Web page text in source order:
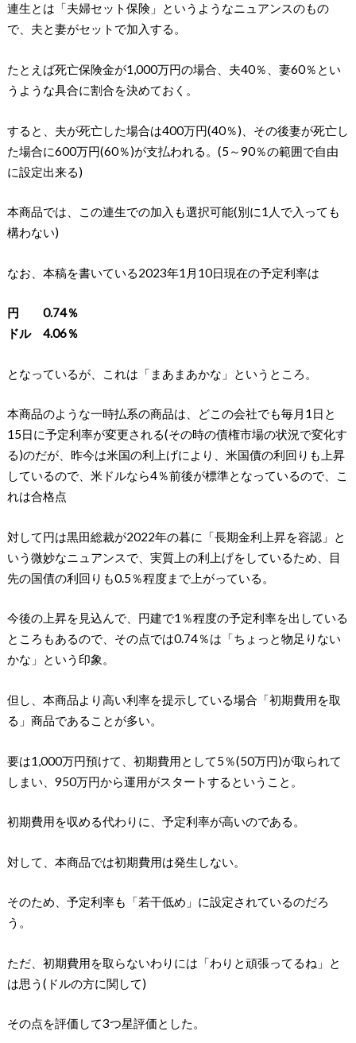
連生とは「夫婦セット保険」というようなニュアンスのもの
で、夫と妻がセットで加入する。
たとえば死亡保険金が1,000万円の場合、夫40％、妻60％とい
うような具合に割合を決めておく。
すると、夫が死亡した場合は400万円(40％)、その後妻が死亡し
た場合に600万円(60％)が支払われる。(5～90％の範囲で自由
に設定出来る)
本商品では、この連生での加入も選択可能(別に1人で入っても
構わない)
なお、本稿を書いている2023年1月10日現在の予定利率は
円 0.74％
ドル 4.06％
となっているが、これは「まあまあかな」というところ。
本商品のような一時払系の商品は、どこの会社でも毎月1日と
15日に予定利率が変更される(その時の債権市場の状況で変化す
る)のだが、昨今は米国の利上げにより、米国債の利回りも上昇
しているので、米ドルなら4％前後が標準となっているので、こ
れは合格点
対して円は黒田総裁が2022年の暮に「長期金利上昇を容認」と
いう微妙なニュアンスで、実質上の利上げをしているため、目
先の国債の利回りも0.5％程度まで上がっている。
今後の上昇を見込んで、円建で1％程度の予定利率を出している
ところもあるので、その点では0.74％は「ちょっと物足りない
かな」という印象。
但し、本商品より高い利率を提示している場合「初期費用を取
る」商品であることが多い。
要は1,000万円預けて、初期費用として5％(50万円)が取られて
しまい、950万円から運用がスタートするということ。
初期費用を収める代わりに、予定利率が高いのである。
対して、本商品では初期費用は発生しない。
そのため、予定利率も「若干低め」に設定されているのだろ
う。
ただ、初期費用を取らないわりには「わりと頑張ってるね」と
は思う(ドルの方に関して)
その点を評価して3つ星評価とした。